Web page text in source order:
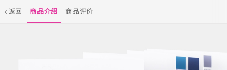
返回 商品介绍 商品评价